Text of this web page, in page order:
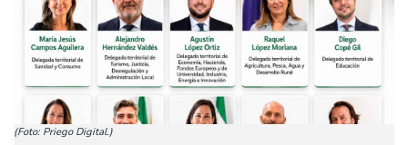
(Foto: Priego Digital.)